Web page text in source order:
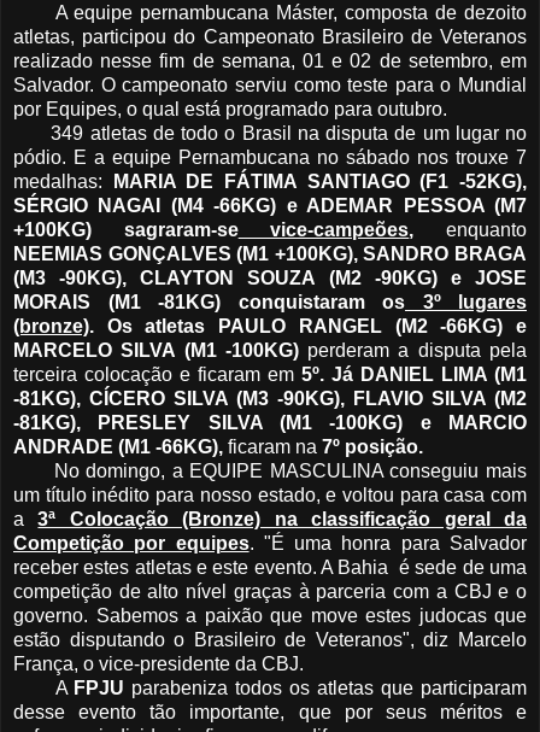
A equipe pernambucana Máster, composta de dezoito
atletas, participou do Campeonato Brasileiro de Veteranos
realizado nesse fim de semana, 01 e 02 de setembro, em
Salvador. O campeonato serviu como teste para o Mundial
por Equipes, o qual está programado para outubro.
349 atletas de todo o Brasil na disputa de um lugar no
pódio. E a equipe Pernambucana no sábado nos trouxe 7
medalhas: MARIA DE FÁTIMA SANTIAGO (F1 -52KG),
SÉRGIO NAGAI (M4 -66KG) e ADEMAR PESSOA (M7
+100KG) sagraram-sevice-campeões,enquanto
NEEMIAS GONÇALVES (M1 +100KG), SANDRO BRAGA
(M3 -90KG), CLAYTON SOUZA (M2 -90KG) e JOSE
MORAIS (M1 -81KG) conquistaram os 3º lugares
(bronze). Os atletas PAULO RANGEL (M2 -66KG) e
MARCELO SILVA (M1 -100KG) perderam a disputa pela
terceira colocação e ficaram em 5º. Já DANIEL LIMA (M1
-81KG), CÍCERO SILVA (M3 -90KG), FLAVIO SILVA (M2
-81KG), PRESLEY SILVA (M1 -100KG) e MARCIO
ANDRADE (M1 -66KG), ficaram na 7º posição.
No domingo, a EQUIPE MASCULINA conseguiu mais
um título inédito para nosso estado, e voltou para casa com
a3ª Colocação (Bronze) na classificação geral da
Competição por equipes. "É uma honra para Salvador
receber estes atletas e este evento. A Bahia é sede de uma
competição de alto nível graças à parceria com a CBJ e o
governo. Sabemos a paixão que move estes judocas que
estão disputando o Brasileiro de Veteranos", diz Marcelo
França, o vice-presidente da CBJ.
A FPJU parabeniza todos os atletas que participaram
desse evento tão importante, que por seus méritos e